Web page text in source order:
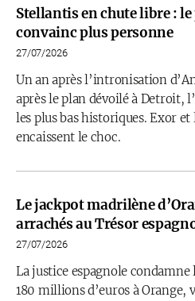
Stellantis en chute libre :
convainc plus personne
27/07/2026
Un an après l’intronisation
après le plan dévoilé à Detroit,
les plus bas historiques. Exor
encaissent le choc.
Le jackpot madrilène
arrachés au Trésor
27/07/2026
La justice espagnole
180 millions d’euros à Orange,